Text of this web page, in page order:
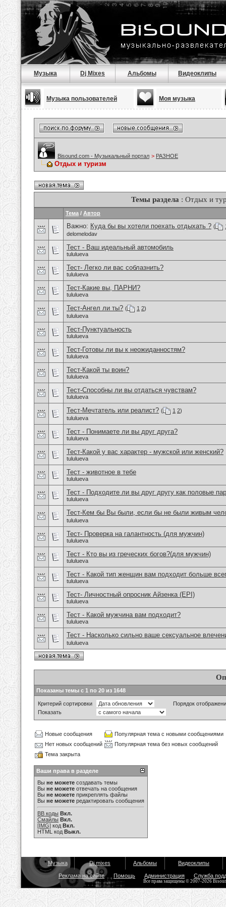
Музыка Dj Mixes Альбомы Видеоклипы
Музыка пользователей Моя музыка
Bisound.com - Музыкальный портал > РАЗНОЕ
Отдых и туризм
Темы раздела : Отдых и
Тема / Автор
Важно: Куда бы вы хотели поехать отдыхать ? (
delomelodav
Тест - Ваш идеальный автомобиль
tululueva
Тест- Легко ли вас соблазнить?
tululueva
Тест-Какие вы, ПАРНИ?
tululueva
Тест-Ангел ли ты? ( 1 2)
tululueva
Тест-Пунктуальность
tululueva
Тест-Готовы ли вы к неожиданностям?
tululueva
Тест-Какой ты воин?
tululueva
Тест-Способны ли вы отдаться чувствам?
tululueva
Тест-Мечтатель или реалист? ( 1 2)
tululueva
Тест - Понимаете ли вы друг друга?
tululueva
Тест-Какой у вас характер - мужской или женский?
tululueva
Тест - животное в тебе
tululueva
Тест - Подходите ли вы друг другу как половые
tululueva
Тест-Кем бы Вы были, если бы не были живым
tululueva
Тест- Проверка на галантность (для мужчин)
tululueva
Тест - Кто вы из греческих богов?(для мужчин)
tululueva
Тест - Какой тип женщин вам подходит больше
tululueva
Тест- Личностный опросник Айзенка (EPI)
tululueva
Тест - Какой мужчина вам подходит?
tululueva
Тест - Насколько сильно ваше сексуальное
tululueva
Показаны темы с 1 по 20 из 1648
Критерий сортировки
Порядок
Показать
Новые сообщения
Популярная тема с новыми сообщениями
Нет новых сообщений
Популярная тема без новых сообщений
Тема закрыта
Ваши права в разделе
Вы не можете создавать темы
Вы не можете отвечать на сообщения
Вы не можете прикреплять файлы
Вы не можете редактировать сообщения
BB коды Вкл.
Смайлы Вкл.
[IMG] код Вкл.
HTML код Выкл.
Музыка Dj mixes Альбомы Видеоклипы
Реклама на сайте Помощь Администрация Служба
Все права защищены © 2007-2026